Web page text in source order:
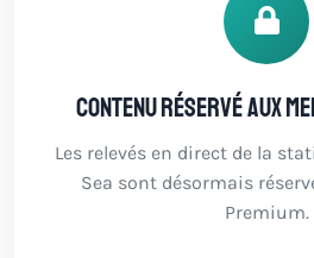
Contenu réservé aux
Les relevés en direct de la
Sea sont désormais
Premium.